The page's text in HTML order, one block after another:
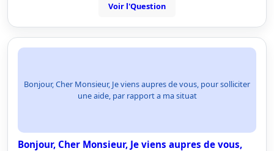
Voir l'Question
Bonjour, Cher Monsieur, Je viens aupres de vous, pour solliciter
une aide, par rapport a ma situat
Bonjour, Cher Monsieur, Je viens aupres de vous,